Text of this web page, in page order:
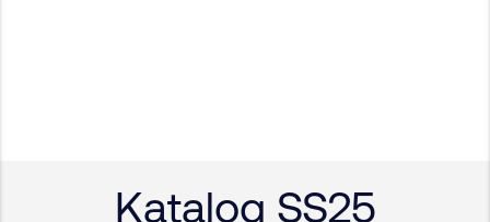
Katalog SS25